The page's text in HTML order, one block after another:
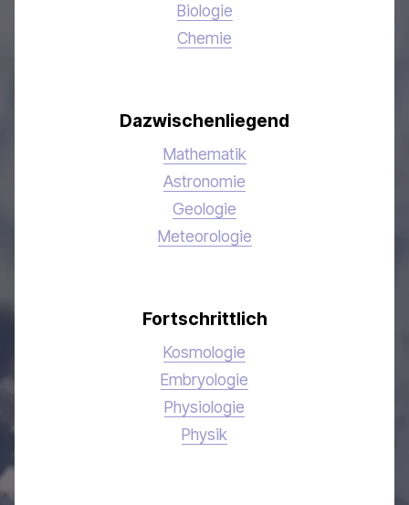
Biologie
Chemie
Dazwischenliegend
Mathematik
Astronomie
Geologie
Meteorologie
Fortschrittlich
Kosmologie
Embryologie
Physiologie
Physik